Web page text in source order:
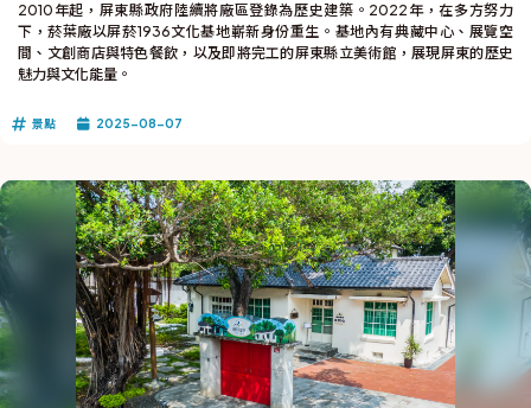
2010年起，屏東縣政府陸續將廠區登錄為歷史建築。2022年，在多方努力
下，菸葉廠以屏菸1936文化基地嶄新身份重生。基地內有典藏中心、展覽空
間、文創商店與特色餐飲，以及即將完工的屏東縣立美術館，展現屏東的歷史
魅力與文化能量。
景點 2025-08-07